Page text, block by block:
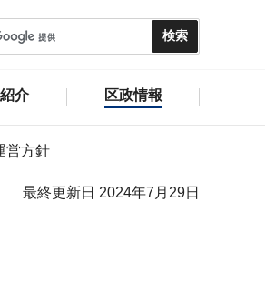
介 区政情報
営方針
最終更新日 2024年7月29日